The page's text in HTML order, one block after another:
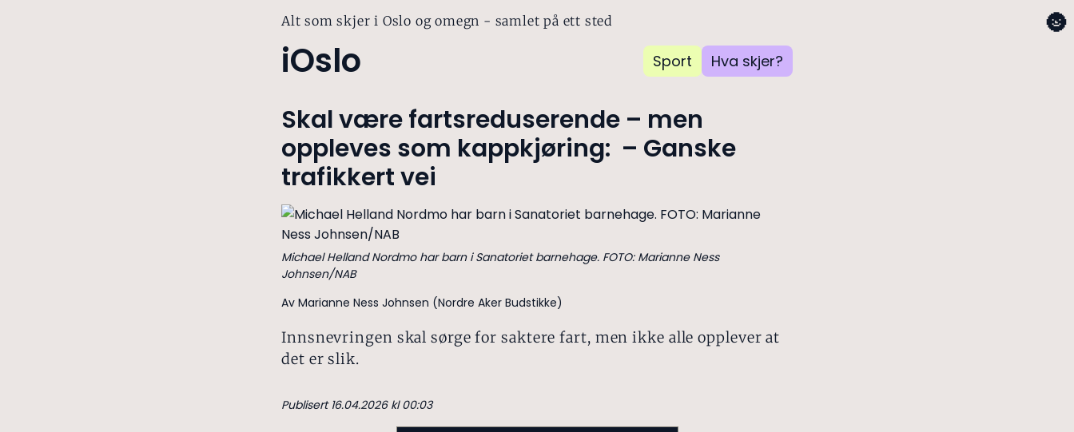
Alt som skjer i Oslo og omegn - samlet på ett sted
iOslo Sport Hva skjer?
🌚
Skal være fartsreduserende – men
oppleves som kappkjøring: – Ganske
trafikkert vei
Michael Helland Nordmo har barn i Sanatoriet barnehage. FOTO: Marianne Ness
Johnsen/NAB
Av Marianne Ness Johnsen (Nordre Aker Budstikke)
Innsnevringen skal sørge for saktere fart, men ikke alle opplever at
det er slik.
Publisert 16.04.2026 kl 00:03